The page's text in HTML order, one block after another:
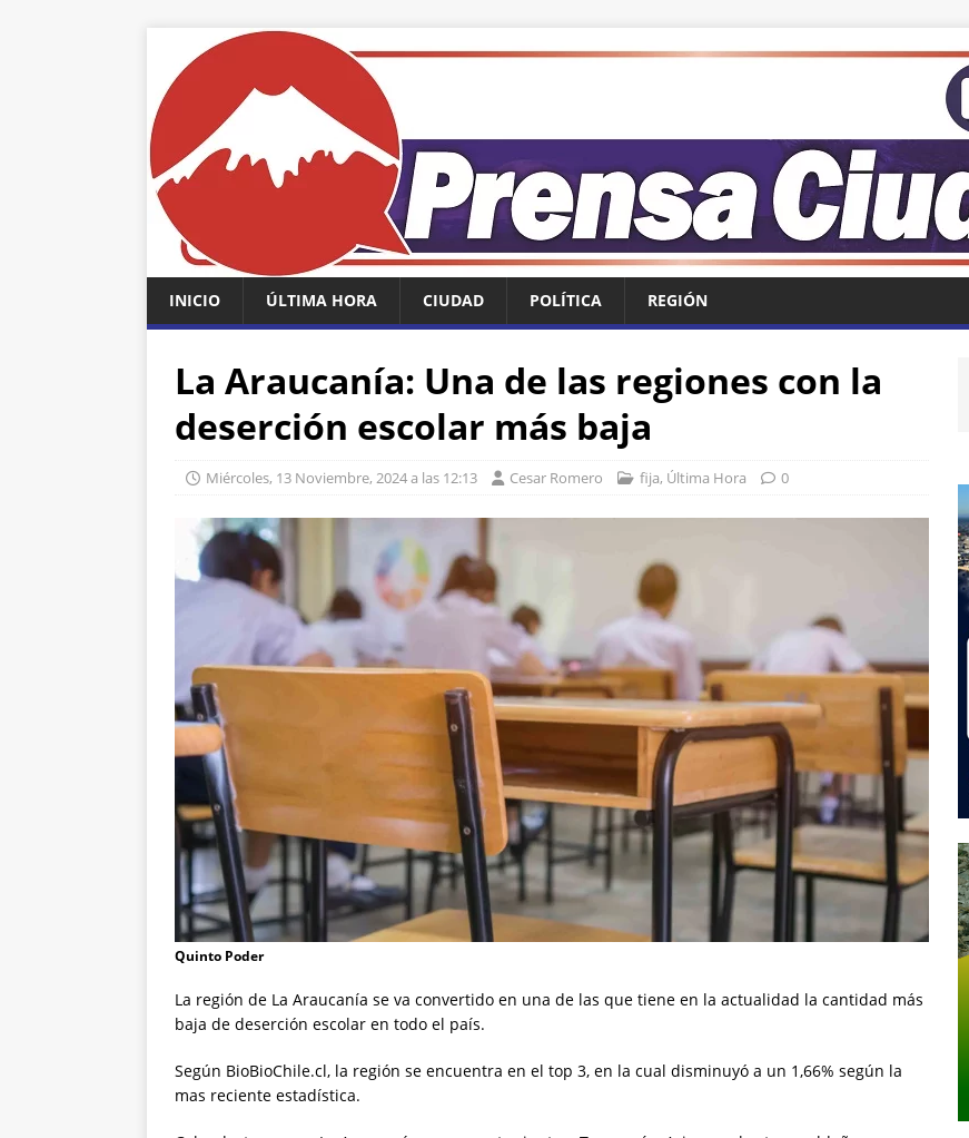
INICIO ÚLTIMA HORA CIUDAD POLÍTICA REGIÓN
La Araucanía: Una de las regiones con la
deserción escolar más baja
Miércoles, 13 Noviembre, 2024 a las 12:13 Cesar Romero fija, Última Hora 0
Quinto Poder
La región de La Araucanía se va convertido en una de las que tiene en la actualidad la cantidad más
baja de deserción escolar en todo el país.
Según BioBioChile.cl, la región se encuentra en el top 3, en la cual disminuyó a un 1,66% según la
mas reciente estadística.